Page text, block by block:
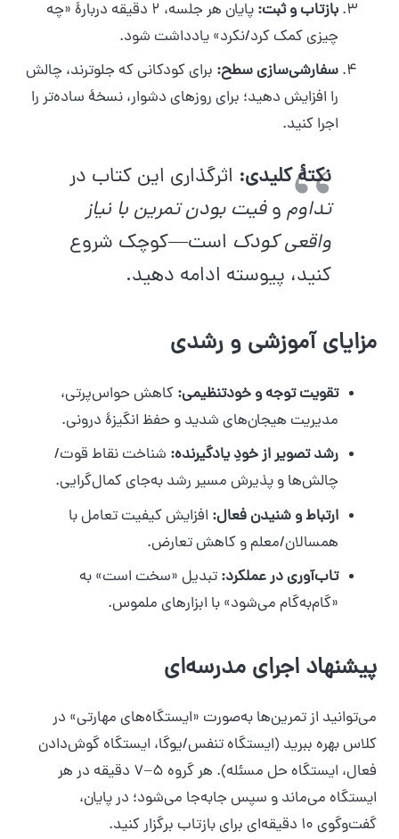
بازتاب و ثبت:
پایان هر جلسه، ۲ دقیقه دربارهٔ «چه
چیزی کمک کرد/نکرد» یادداشت شود.
سفارشی‌سازی سطح: برای کودکانی که جلوترند، چالش
را افزایش دهید؛ برای روزهای دشوار، نسخهٔ ساده‌تر را
اجرا کنید.
نکتهٔ کلیدی: اثرگذاری این کتاب در
تداوم وفیت بودن تمرین با نیاز
واقعی کودک است—کوچک شروع
کنید، پیوسته ادامه دهید.
مزایای آموزشی و رشدی
تقویت توجه و خودتنظیمی:کاهش حواس‌پرتی،
مدیریت هیجان‌های شدید و حفظ انگیزهٔ درونی.
رشد تصویر از خودِ یادگیرنده: شناخت نقاط قوت/
چالش‌ها و پذیرش مسیر رشد به‌جای کمال‌گرایی.
ارتباط و شنیدن فعال: افزایش کیفیت تعامل با
همسالان/معلم و کاهش تعارض.
تاب‌آوری در عملکرد:تبدیل «سخت است» به
«گام‌به‌گام می‌شود» با ابزارهای ملموس.
پیشنهاد اجرای مدرسه‌ای
می‌توانید از تمرین‌ها به‌صورت «ایستگاه‌های مهارتی» در
کلاس بهره ببرید (ایستگاه تنفس/یوگا، ایستگاه گوش‌دادن
فعال، ایستگاه حل مسئله). هر گروه ۵–۷ دقیقه در هر
ایستگاه می‌ماند و سپس جابه‌جا می‌شود؛ در پایان،
گفت‌وگوی ۱۰ دقیقه‌ای برای بازتاب برگزار کنید.